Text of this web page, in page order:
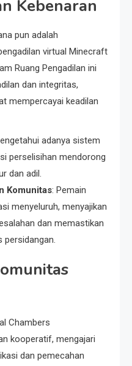
Kebenaran
pun adalah
virtual Minecraft
Ruang Pengadilan ini
dan integritas,
mempercayai keadilan
adanya sistem
perselisihan mendorong
​​dan adil.
Komunitas: Pemain
menyeluruh, menyajikan
dan memastikan
persidangan.
Chambers
kooperatif, mengajari
dan pemecahan